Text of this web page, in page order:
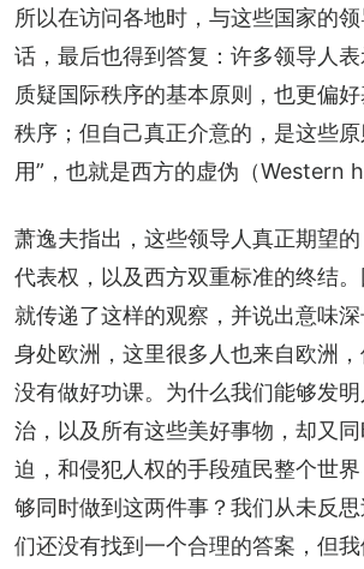
所以在访问各地时，与这些国家的
话，最后也得到答复：许多领导人
质疑国际秩序的基本原则，也更偏
秩序；但自己真正介意的，是这些
用”，也就是西方的虚伪（Western
萧逸夫指出，这些领导人真正期望
代表权，以及西方双重标准的终结
就传递了这样的观察，并说出意味
身处欧洲，这里很多人也来自欧洲
没有做好功课。为什么我们能够发
治，以及所有这些美好事物，却又
迫，和侵犯人权的手段殖民整个世
够同时做到这两件事？我们从未反
们还没有找到一个合理的答案，但